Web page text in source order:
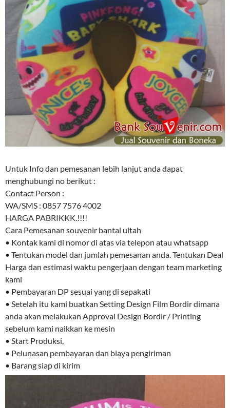
Untuk Info dan pemesanan lebih lanjut anda dapat
menghubungi no berikut :
Contact Person :
WA/SMS : 0857 7576 4002
HARGA PABRIKKK.!!!!
Cara Pemesanan souvenir bantal ultah
• Kontak kami di nomor di atas via telepon atau whatsapp
• Tentukan model dan jumlah pemesanan anda. Tentukan Deal
Harga dan estimasi waktu pengerjaan dengan team marketing
kami
• Pembayaran DP sesuai yang di sepakati
• Setelah itu kami buatkan Setting Design Film Bordir dimana
anda akan melakukan Approval Design Bordir / Printing
sebelum kami naikkan ke mesin
• Start Produksi,
• Pelunasan pembayaran dan biaya pengiriman
• Barang siap di kirim